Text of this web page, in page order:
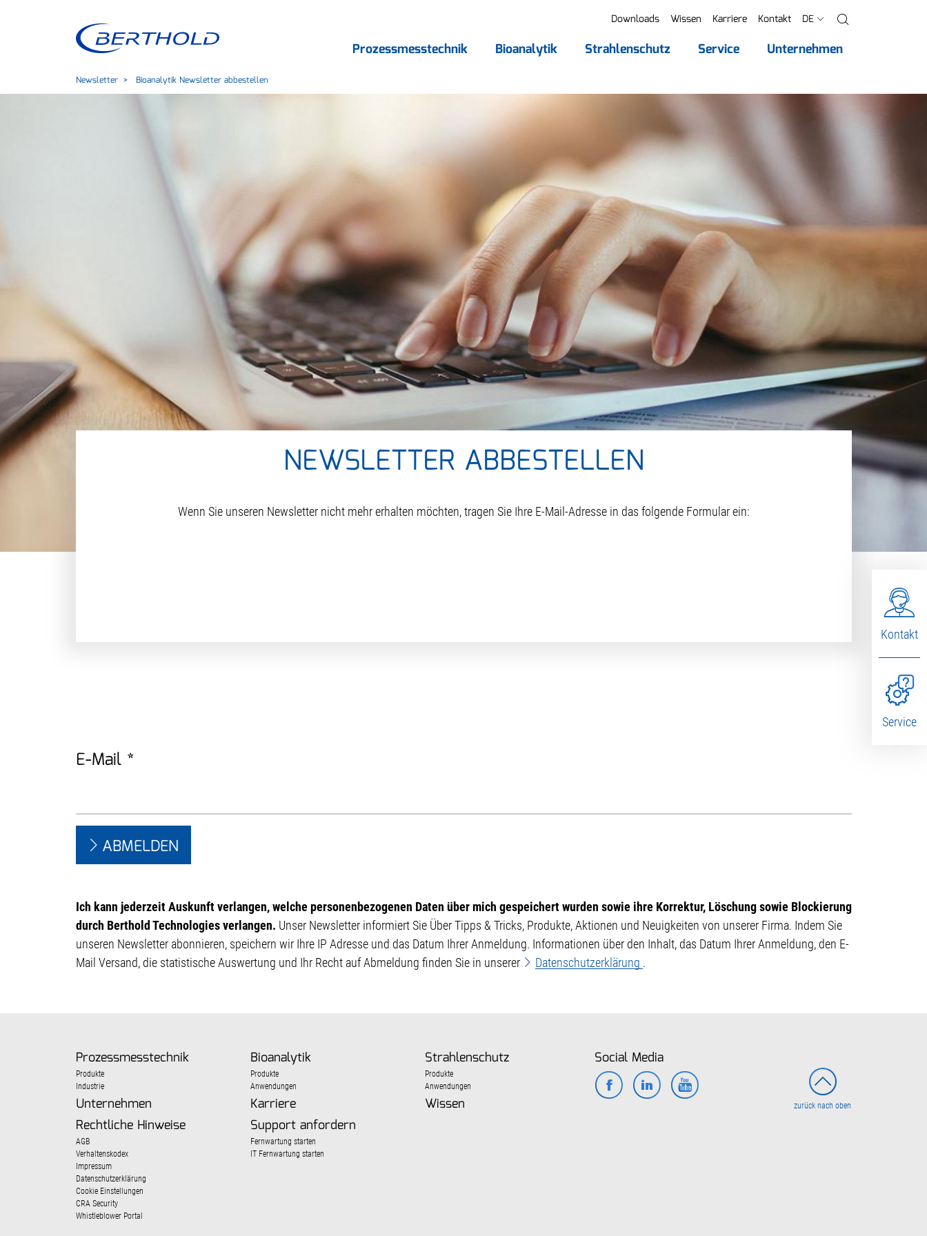
Downloads Wissen Karriere Kontakt DE
Prozessmesstechnik Bioanalytik Strahlenschutz Service Unternehmen
Newsletter Bioanalytik Newsletter abbestellen
NEWSLETTER ABBESTELLEN
Wenn Sie unseren Newsletter nicht mehr erhalten möchten, tragen Sie Ihre E-Mail-Adresse in das folgende Formular ein:
E-Mail *
ABMELDEN
Ich kann jederzeit Auskunft verlangen, welche personenbezogenen Daten über mich gespeichert wurden sowie ihre Korrektur, Löschung sowie Blockierung
durch Berthold Technologies verlangen. Unser Newsletter informiert Sie Über Tipps & Tricks, Produkte, Aktionen und Neuigkeiten von unserer Firma. Indem Sie
unseren Newsletter abonnieren, speichern wir Ihre IP Adresse und das Datum Ihrer Anmeldung. Informationen über den Inhalt, das Datum Ihrer Anmeldung, den E-
Mail Versand, die statistische Auswertung und Ihr Recht auf Abmeldung finden Sie in unserer
Datenschutzerklärung .
Kontakt
Service
Prozessmesstechnik
Produkte
Industrie
Bioanalytik
Produkte
Anwendungen
Strahlenschutz
Produkte
Anwendungen
Unternehmen Karriere
Wissen
Rechtliche Hinweise
AGB
Verhaltenskodex
Impressum
Datenschutzerklärung
Cookie Einstellungen
CRA Security
Whistleblower Portal
Support anfordern
Fernwartung starten
IT Fernwartung starten
Social Media
Facebook
LinkedIn
zurück nach oben